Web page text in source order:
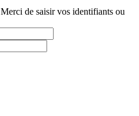
Merci de saisir vos identifiants ou